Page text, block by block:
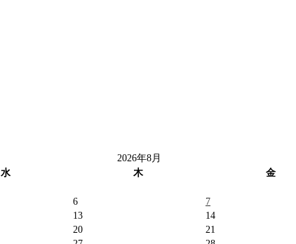
2026年8月
水 木 金
6 7
13 14
20 21